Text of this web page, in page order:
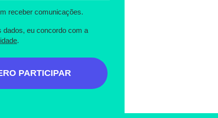
receber comunicações.
dados, eu concordo com a
.
PARTICIPAR